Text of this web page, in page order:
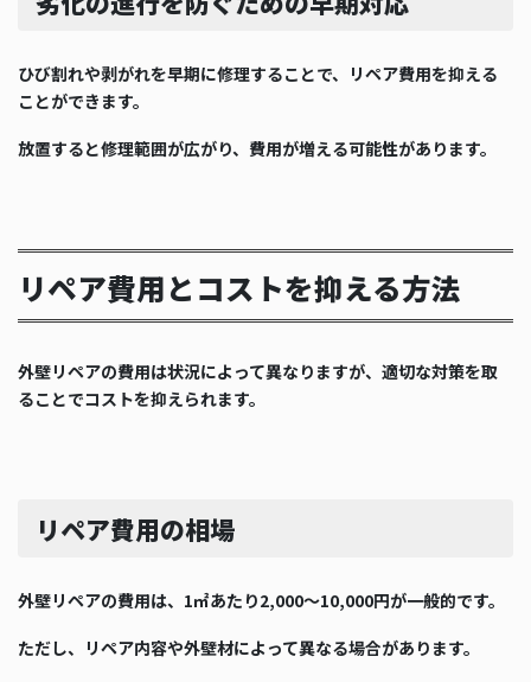
ひび割れや剥がれを早期に修理することで、リペア費用を抑える
ことができます。
放置すると修理範囲が広がり、費用が増える可能性があります。
リペア費用とコストを抑える方法
外壁リペアの費用は状況によって異なりますが、適切な対策を取
ることでコストを抑えられます。
リペア費用の相場
外壁リペアの費用は、1㎡あたり2,000～10,000円が一般的です。
ただし、リペア内容や外壁材によって異なる場合があります。